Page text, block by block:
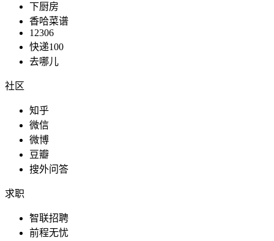
下厨房
香哈菜谱
12306
快递100
去哪儿
社区
知乎
微信
微博
豆瓣
搜外问答
求职
智联招聘
前程无忧